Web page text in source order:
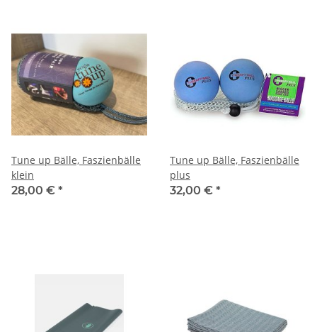
Tune up Bälle, Faszienbälle
klein
28,00 € *
Tune up Bälle, Faszienbälle
plus
32,00 € *